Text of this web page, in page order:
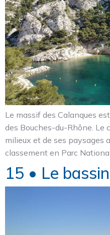
Le massif des Calanques
des Bouches-du-Rhône. Le
milieux et de ses paysages
classement en Parc
15 • Le